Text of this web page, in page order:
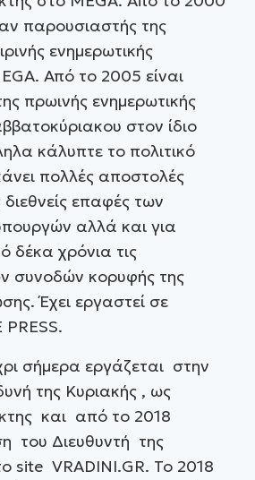
παρουσιαστής της
ενημερωτικής
Από το 2005 είναι
πρωινής ενημερωτικής
στον ίδιο
κάλυπτε το πολιτικό
πολλές αποστολές
επαφές των
αλλά και για
δέκα χρόνια τις
συνοδών κορυφής της
Έχει εργαστεί σε
PRESS.
σήμερα εργάζεται στην
της Κυριακής , ως
και από το 2018
του Διευθυντή της
site VRADINI.GR. Το 2018